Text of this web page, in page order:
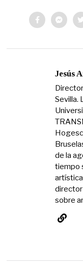
Jesús
Sevilla.
de la
tiempo
sobre